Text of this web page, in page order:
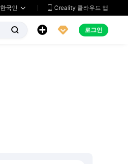
한국인   Creality 클라우드 앱
   로그인